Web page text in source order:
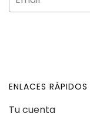
ENLACES RÁPIDOS
Tu cuenta